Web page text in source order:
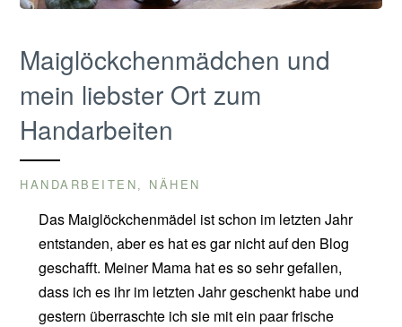
Maiglöckchenmädchen und
mein liebster Ort zum
Handarbeiten
HANDARBEITEN NÄHEN
Das Maiglöckchenmädel ist schon im letzten Jahr
entstanden, aber es hat es gar nicht auf den Blog
geschafft. Meiner Mama hat es so sehr gefallen,
dass ich es ihr im letzten Jahr geschenkt habe und
gestern überraschte ich sie mit ein paar frische